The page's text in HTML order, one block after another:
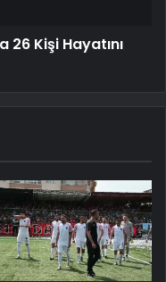
26 Kişi Hayatını